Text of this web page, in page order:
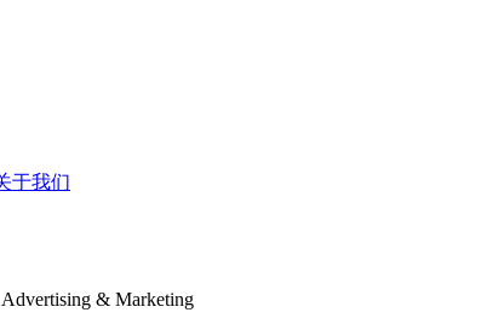
于我们
Advertising & Marketing